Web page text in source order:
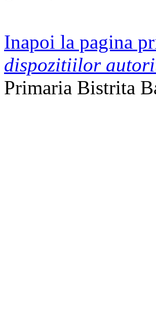
Inapoi la pagina
dispozitiilor
Primaria Bistrita